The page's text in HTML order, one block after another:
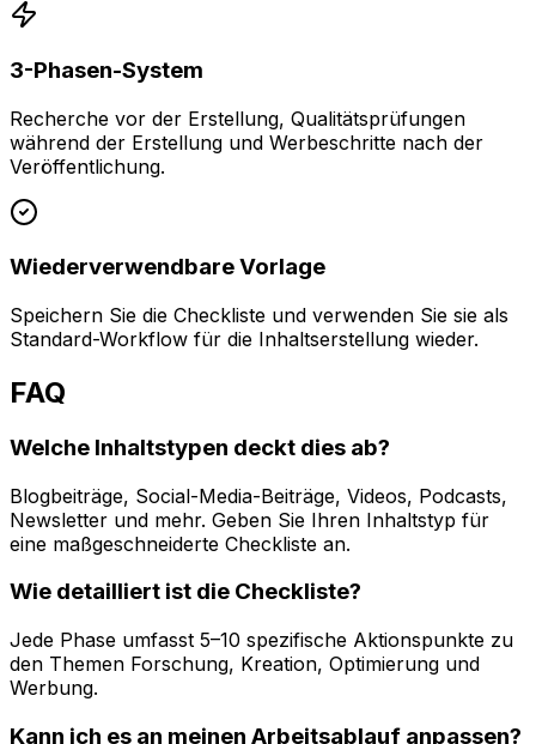
3-Phasen-System
Recherche vor der Erstellung, Qualitätsprüfungen
während der Erstellung und Werbeschritte nach der
Veröffentlichung.
Wiederverwendbare Vorlage
Speichern Sie die Checkliste und verwenden Sie sie als
Standard-Workflow für die Inhaltserstellung wieder.
FAQ
Welche Inhaltstypen deckt dies ab?
Blogbeiträge, Social-Media-Beiträge, Videos, Podcasts,
Newsletter und mehr. Geben Sie Ihren Inhaltstyp für
eine maßgeschneiderte Checkliste an.
Wie detailliert ist die Checkliste?
Jede Phase umfasst 5–10 spezifische Aktionspunkte zu
den Themen Forschung, Kreation, Optimierung und
Werbung.
Kann ich es an meinen Arbeitsablauf anpassen?